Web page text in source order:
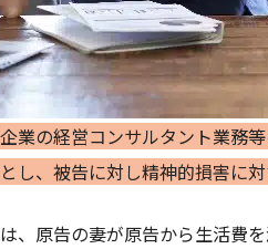
業の経営コンサルタント業務
し、被告に対し精神的損害に
、原告の妻が原告から生活費